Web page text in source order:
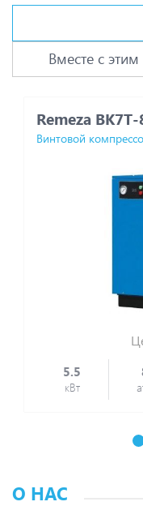
Вместе с
Remeza ВК7Т-
Винтовой
5.5
кВт
О НАС